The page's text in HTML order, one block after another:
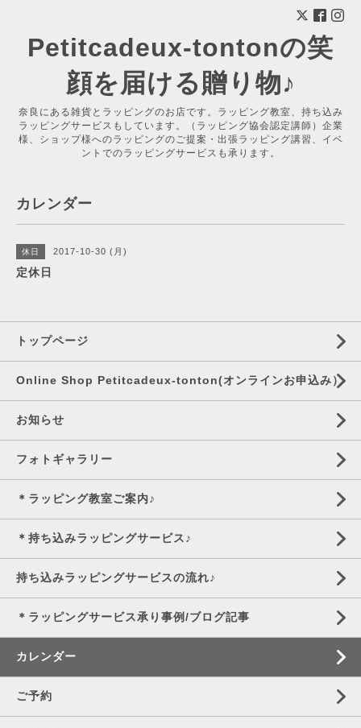
Petitcadeux-tontonの笑
顔を届ける贈り物♪
奈良にある雑貨とラッピングのお店です。ラッピング教室、持ち込み
ラッピングサービスもしています。（ラッピング協会認定講師）企業
様、ショップ様へのラッピングのご提案・出張ラッピング講習、イベ
ントでのラッピングサービスも承ります。
カレンダー
休日 2017-10-30 (月)
定休日
トップページ
Online Shop Petitcadeux-tonton(オンラインお申込み）
お知らせ
フォトギャラリー
＊ラッピング教室ご案内♪
＊持ち込みラッピングサービス♪
持ち込みラッピングサービスの流れ♪
＊ラッピングサービス承り事例/ブログ記事
カレンダー
ご予約